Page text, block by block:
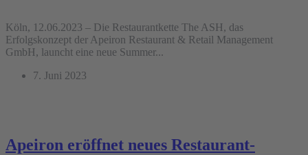
Köln, 12.06.2023 – Die Restaurantkette The ASH, das
Erfolgskonzept der Apeiron Restaurant & Retail Management
GmbH, launcht eine neue Summer...
7. Juni 2023
Apeiron eröffnet neues Restaurant-